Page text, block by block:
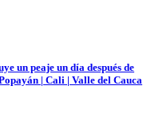
un peaje un día después de
| Cali | Valle del Cauca